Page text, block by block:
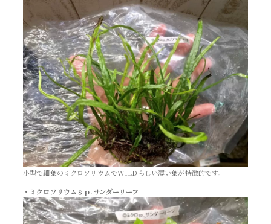
小型で細葉のミクロソリウムでWILDらしい薄い葉が特徴的です。
・ミクロソリウムｓｐ.サンダーリーフ